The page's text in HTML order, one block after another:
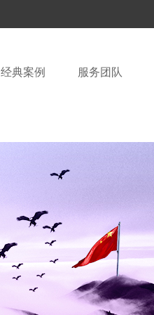
经典案例 服务团队